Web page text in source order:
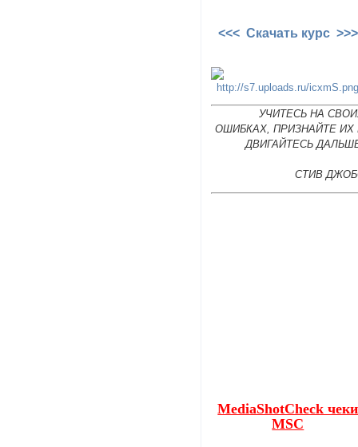
<<< Скачать курс >>>
УЧИТЕСЬ НА
ОШИБКАХ, ПРИЗНАЙТЕ ИХ
ДВИГАЙТЕСЬ
СТИВ
MediaShotCheck чеки
MSC